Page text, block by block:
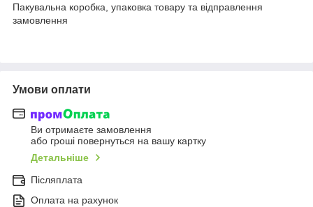
Пакувальна коробка, упаковка товару та відправлення
замовлення
Умови оплати
Ви отримаєте замовлення
або гроші повернуться на вашу картку
Детальніше
Післяплата
Оплата на рахунок